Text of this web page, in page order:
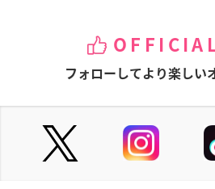
フォローしてより楽しい